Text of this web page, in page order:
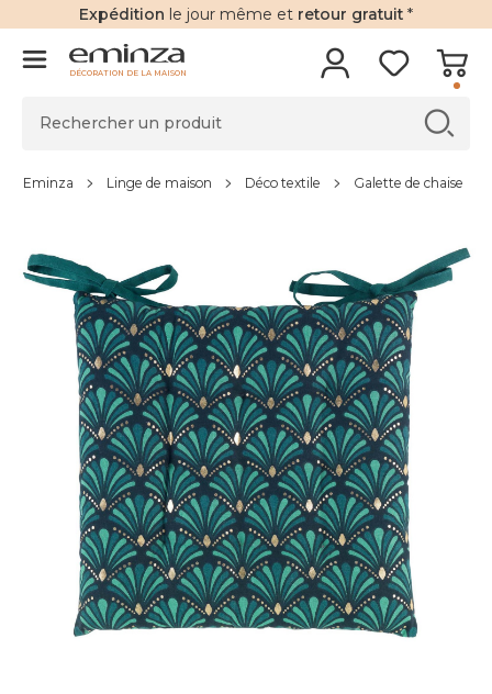
Expédition le jour même et retour gratuit *
DÉCORATION DE LA MAISON
Eminza Linge de maison Déco textile Galette de chaise